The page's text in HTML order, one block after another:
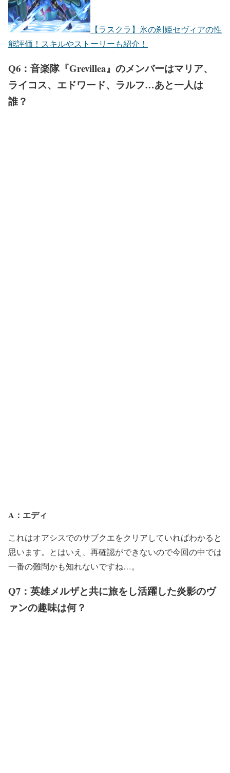
【ラスクラ】氷の刹姫セヴィアの性
能評価！スキルやストーリーも紹介！
Q6：音楽隊『Grevillea』のメンバーはマリア、
ライコス、エドワード、ラルフ…あと一人は
誰？
A：エディ
これはオアシスでのサブクエをクリアしていればわかると
思います。とはいえ、再確認ができないので今回の中では
一番の難問かも知れないですね…。
Q7：英雄メルザと共に旅をし活躍した炎影のヴ
ァンの趣味は何？